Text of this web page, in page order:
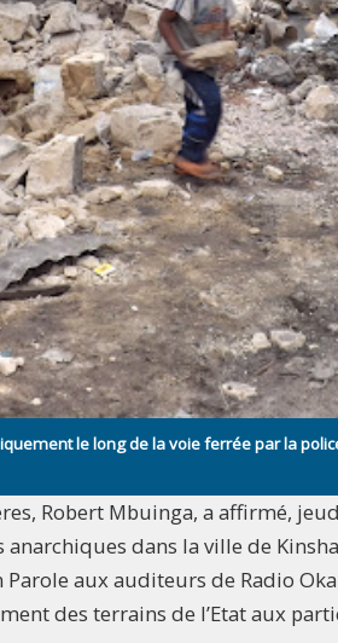
le long de la voie ferrée par la
Robert Mbuinga, a affirmé,
dans la ville de
Parole aux auditeurs de Radio
des terrains de l’Etat aux